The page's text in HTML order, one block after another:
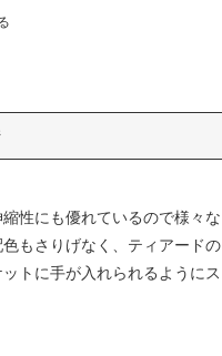
性にも優れているので様々な
もさりげなく、ティアードの
トに手が入れられるようにス